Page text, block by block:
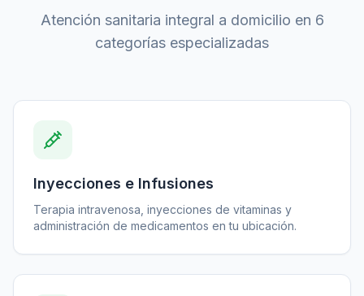
Atención sanitaria integral a domicilio en 6
categorías especializadas
Inyecciones e Infusiones
Terapia intravenosa, inyecciones de vitaminas y
administración de medicamentos en tu ubicación.